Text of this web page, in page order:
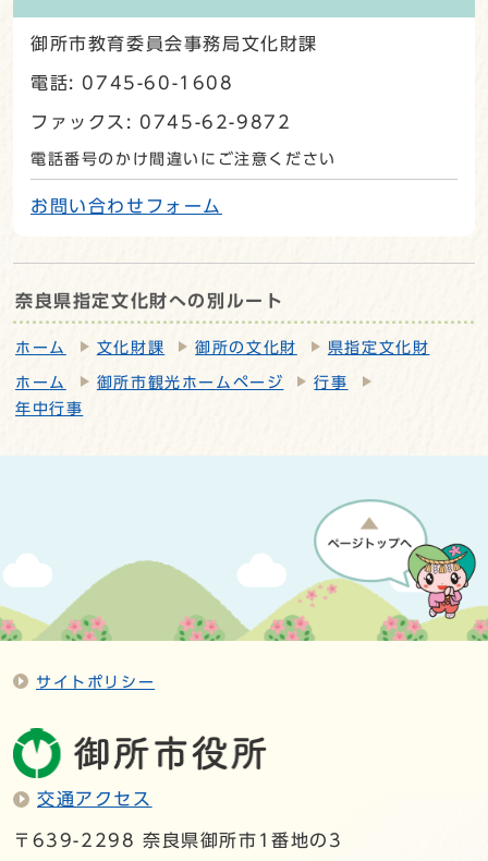
御所市教育委員会事務局文化財課
電話: 0745-60-1608
ファックス: 0745-62-9872
電話番号のかけ間違いにご注意ください
お問い合わせフォーム
奈良県指定文化財への別ルート
ホーム 文化財課 御所の文化財 県指定文化財
ホーム 御所市観光ホームページ
行事
年中行事
サイトポリシー
交通アクセス
〒639-2298 奈良県御所市1番地の3